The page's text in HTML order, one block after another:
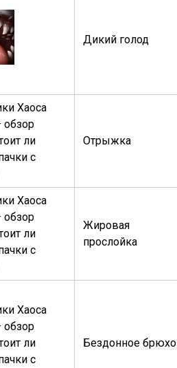
Дикий голод
Отрыжка
Жировая
прослойка
Бездонное брюхо